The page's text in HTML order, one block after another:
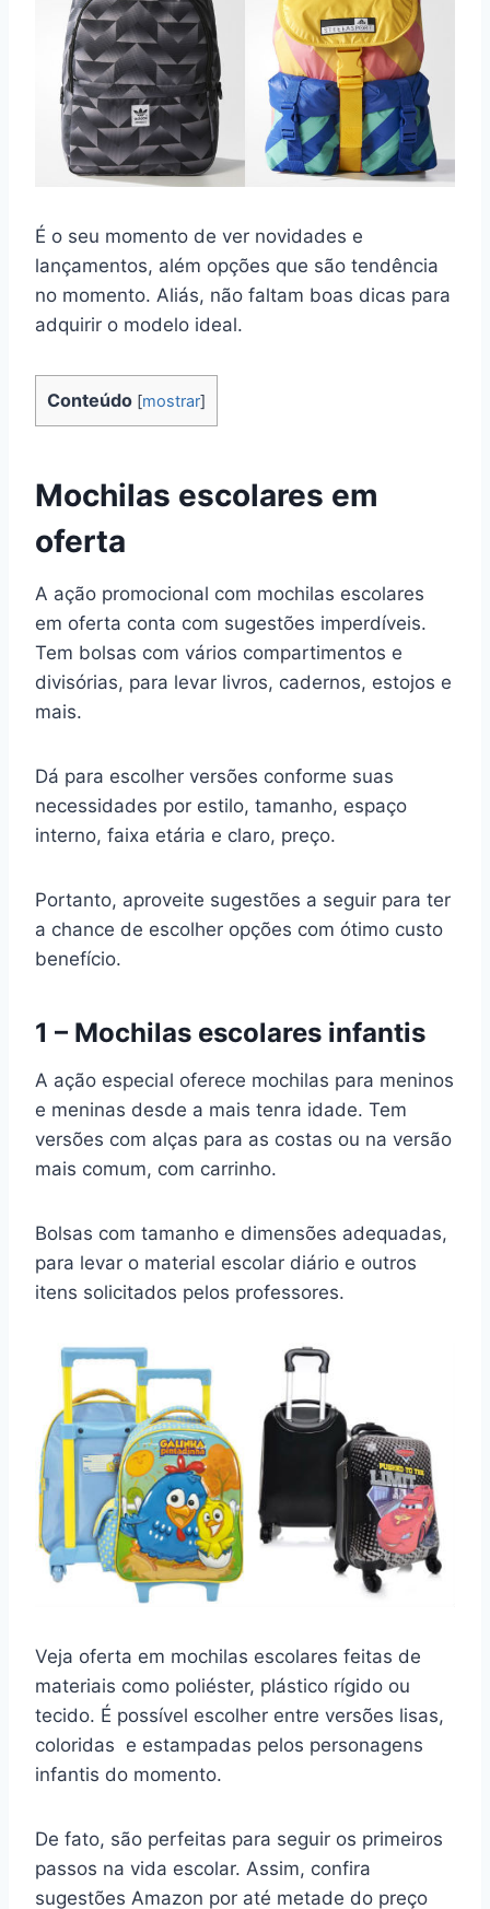
É o seu momento de ver novidades e
lançamentos, além opções que são tendência
no momento. Aliás, não faltam boas dicas para
adquirir o modelo ideal.
Conteúdo [mostrar]
Mochilas escolares em
oferta
A ação promocional com mochilas escolares
em oferta conta com sugestões imperdíveis.
Tem bolsas com vários compartimentos e
divisórias, para levar livros, cadernos, estojos e
mais.
Dá para escolher versões conforme suas
necessidades por estilo, tamanho, espaço
interno, faixa etária e claro, preço.
Portanto, aproveite sugestões a seguir para ter
a chance de escolher opções com ótimo custo
benefício.
1 – Mochilas escolares infantis
A ação especial oferece mochilas para meninos
e meninas desde a mais tenra idade. Tem
versões com alças para as costas ou na versão
mais comum, com carrinho.
Bolsas com tamanho e dimensões adequadas,
para levar o material escolar diário e outros
itens solicitados pelos professores.
Veja oferta em mochilas escolares feitas de
materiais como poliéster, plástico rígido ou
tecido. É possível escolher entre versões lisas,
coloridas e estampadas pelos personagens
infantis do momento.
De fato, são perfeitas para seguir os primeiros
passos na vida escolar. Assim, confira
sugestões Amazon por até metade do preço